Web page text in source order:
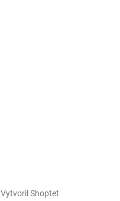
Vytvoril Shoptet